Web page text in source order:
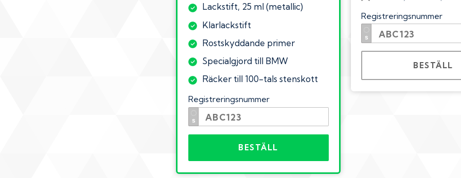
Lackstift, 25 ml (metallic)
Klarlackstift
Rostskyddande primer
Specialgjord till BMW
Räcker till 100-tals stenskott
Registreringsnummer
BESTÄLL
Registreringsnummer
BESTÄLL